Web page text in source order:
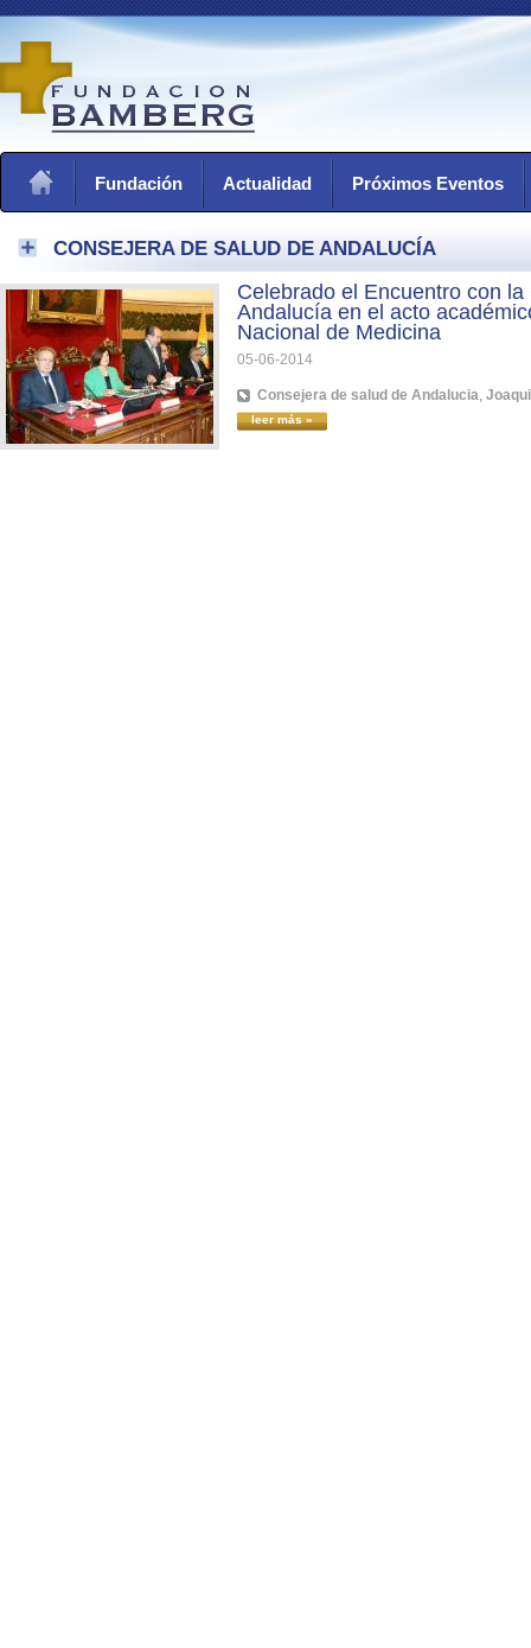
Fundación Actualidad Próximos Eventos
CONSEJERA DE SALUD DE ANDALUCÍA
Celebrado el Encuentro con
Andalucía en el acto
Nacional de Medicina
05-06-2014
Consejera de salud de Andalucia,
leer más »